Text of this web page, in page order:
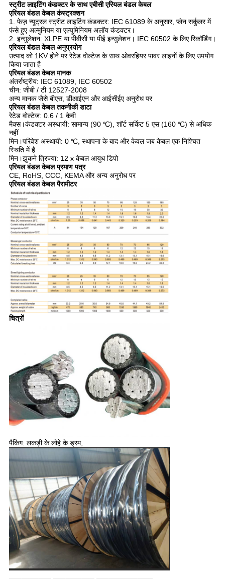
NEWS
साइटमैप
गोपनीयता
नीति
स्ट्रीट लाइटिंग कंडक्टर के साथ एबीसी एरियल बंडल केबल
एरियल बंडल केबल कंस्ट्रक्शन
1. फेज़ न्यूट्रल स्ट्रीट लाइटिंग कंडक्टर: IEC 61089 के अनुसार, प्लेन सर्कुलर में
फंसे हुए अल्मुनियम या एल्युमिनियम अलॉय कंडक्टर।
2. इन्सुलेशन: XLPE या पीवीसी या पीई इन्सुलेशन। IEC 60502 के लिए रिकॉर्डिंग।
एरियल बंडल केबल अनुप्रयोग
उत्पाद को 1KV होने पर रेटेड वोल्टेज के साथ ओवरहियर पावर लाइनों के लिए उपयोग
किया जाता है
एरियल बंडल केबल मानक
अंतर्राष्ट्रीय: IEC 61089, IEC 60502
चीन: जीबी / टी 12527-2008
अन्य मानक जैसे बीएस, डीआईएन और आईसीईए अनुरोध पर
एरियल बंडल केबल तकनीकी डाटा
रेटेड वोल्टेज: 0.6 / 1 केवी
मैक्स।कंडक्टर अस्थायी: सामान्य (90 ℃), शॉर्ट सर्किट 5 एस (160 ℃) से अधिक
नहीं
मिन।परिवेश अस्थायी: 0 ℃, स्थापना के बाद और केवल जब केबल एक निश्चित
स्थिति में है
मिन।झुकने त्रिज्या: 12 x केबल आयुध डिपो
एरियल बंडल केबल प्रमाण पत्र
CE, RoHS, CCC, KEMA और अन्य अनुरोध पर
एरियल बंडल केबल पैरामीटर
चित्रों
पैकिंग: लकड़ी के लोहे के ड्रम,